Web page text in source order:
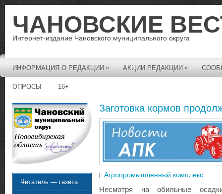
ЧАНОВСКИЕ
Интернет-издание Чановского муниципального округа
ИНФОРМАЦИЯ О РЕДАКЦИИ » АКЦИИ РЕДАКЦИИ »
ОПРОСЫ 16+
Заготовка кормов
Агропромышленный комплекс
Несмотря на обильные
Читатель — газета